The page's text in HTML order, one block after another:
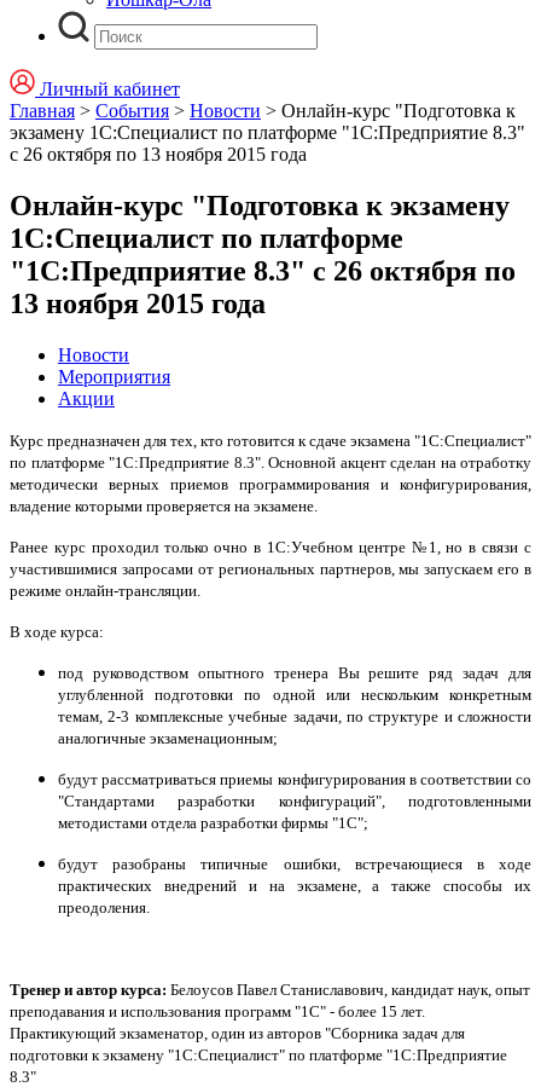
Личный кабинет
Главная > События > Новости > Онлайн-курс "Подготовка к
экзамену 1С:Специалист по платформе "1С:Предприятие 8.3"
с 26 октября по 13 ноября 2015 года
Онлайн-курс "Подготовка к экзамену
1С:Специалист по платформе
"1С:Предприятие 8.3" с 26 октября по
13 ноября 2015 года
Новости
Мероприятия
Акции
Курс предназначен для тех, кто готовится к сдаче экзамена "1С:Специалист"
по платформе "1С:Предприятие 8.3". Основной акцент сделан на отработку
методически верных приемов программирования и конфигурирования
владение которыми проверяется на экзамене.
Ранее курс проходил только очно в 1С:Учебном центре №1, но в связи с
участившимися запросами от региональных партнеров, мы запускаем его в
режиме онлайн-трансляции.
В ходе курса:
под руководством опытного тренера Вы решите ряд задач для
углубленной подготовки по одной или нескольким конкретным
темам, 2-3 комплексные учебные задачи, по структуре и сложности
аналогичные экзаменационным;
будут рассматриваться приемы конфигурирования в соответствии со
"Стандартами разработки конфигураций", подготовленными
методистами отдела разработки фирмы "1С";
будут разобраны типичные ошибки, встречающиеся в ходе
практических внедрений и на экзамене, а также способы их
преодоления.
Тренер и автор курса: Белоусов Павел Станиславович, кандидат наук, опыт
преподавания и использования программ "1С" - более 15 лет.
Практикующий экзаменатор, один из авторов "Сборника задач для
подготовки к экзамену "1С:Специалист" по платформе "1С:Предприятие
8.3"